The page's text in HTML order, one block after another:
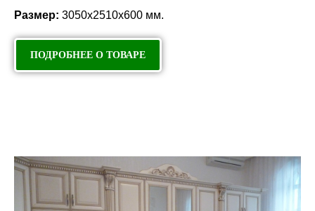
Размер: 3050х2510х600 мм.
ПОДРОБНЕЕ О ТОВАРЕ